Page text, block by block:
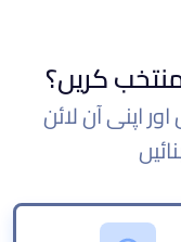
کریں؟
اپنی آن لائن